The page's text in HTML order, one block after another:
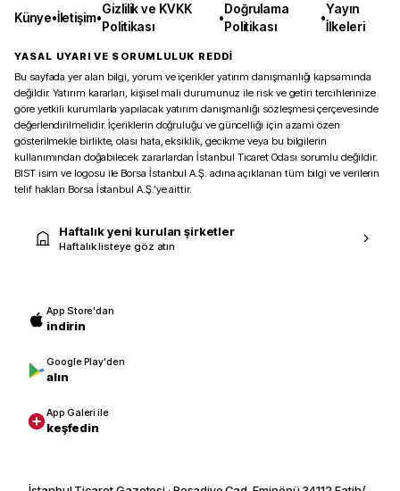
Künye•İletişim•
Gizlilik ve KVKK
Politikası
•
Doğrulama
Politikası
•
Yayın
İlkeleri
YASAL UYARI VE SORUMLULUK REDDİ
Bu sayfada yer alan bilgi, yorum ve içerikler yatırım danışmanlığı kapsamında
değildir. Yatırım kararları, kişisel mali durumunuz ile risk ve getiri tercihlerinize
göre yetkili kurumlarla yapılacak yatırım danışmanlığı sözleşmesi çerçevesinde
değerlendirilmelidir. İçeriklerin doğruluğu ve güncelliği için azami özen
gösterilmekle birlikte, olası hata, eksiklik, gecikme veya bu bilgilerin
kullanımından doğabilecek zararlardan İstanbul Ticaret Odası sorumlu değildir.
BIST isim ve logosu ile Borsa İstanbul A.Ş. adına açıklanan tüm bilgi ve verilerin
telif hakları Borsa İstanbul A.Ş.’ye aittir.
Haftalık yeni kurulan şirketler
Haftalık listeye göz atın
App Store'dan
indirin
Google Play'den
alın
App Galeri ile
keşfedin